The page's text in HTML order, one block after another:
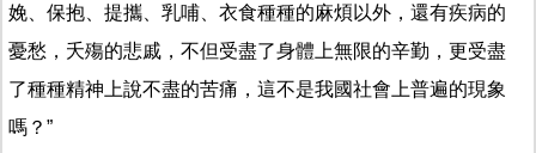
娩、保抱、提攜、乳哺、衣食種種的麻煩以外，還有疾病的
憂愁，夭殤的悲戚，不但受盡了身體上無限的辛勤，更受盡
了種種精神上說不盡的苦痛，這不是我國社會上普遍的現象
嗎？”